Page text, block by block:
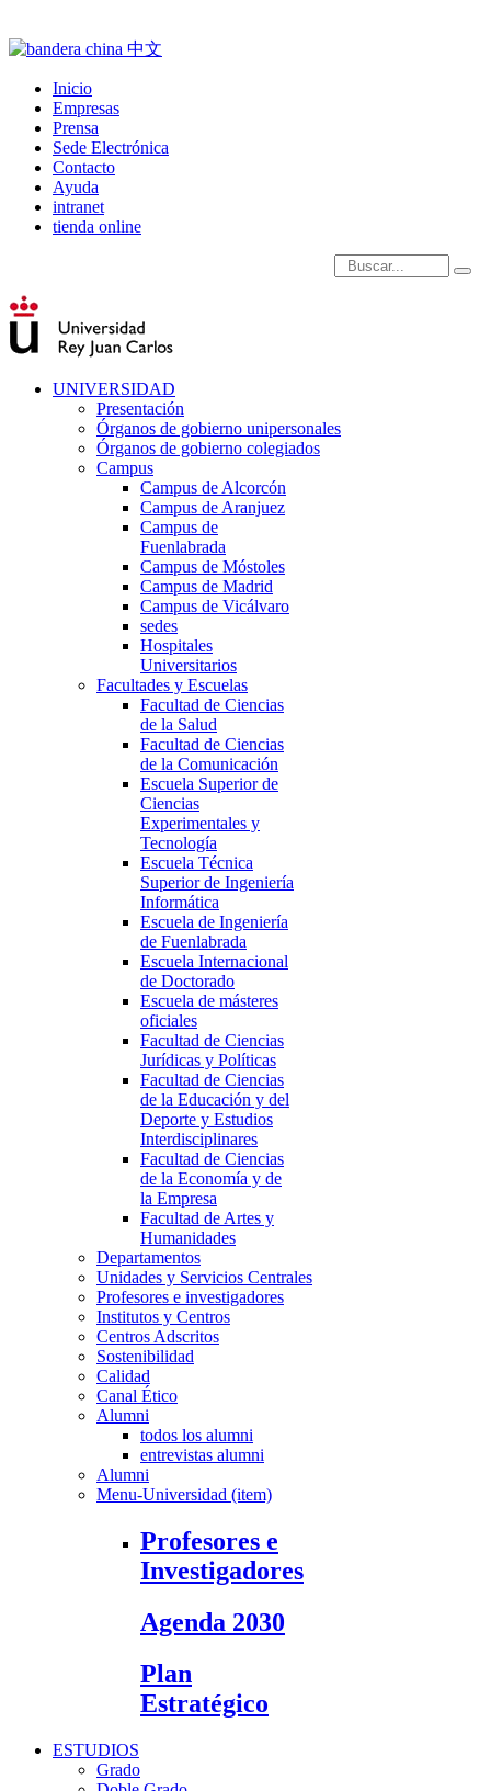
Inicio
Empresas
Prensa
Sede Electrónica
Contacto
Ayuda
intranet
tienda online
Introduce términos de
UNIVERSIDAD
Presentación
Órganos de gobierno unipersonales
Órganos de gobierno colegiados
Campus
Campus de Alcorcón
Campus de Aranjuez
Campus de
Fuenlabrada
Campus de Móstoles
Campus de Madrid
Campus de Vicálvaro
sedes
Hospitales
Universitarios
Facultades y Escuelas
Facultad de Ciencias
de la Salud
Facultad de Ciencias
de la Comunicación
Escuela Superior de
Ciencias
Experimentales y
Tecnología
Escuela Técnica
Superior de Ingeniería
Informática
Escuela de Ingeniería
de Fuenlabrada
Escuela Internacional
de Doctorado
Escuela de másteres
oficiales
Facultad de Ciencias
Jurídicas y Políticas
Facultad de Ciencias
de la Educación y del
Deporte y Estudios
Interdisciplinares
Facultad de Ciencias
de la Economía y de
la Empresa
Facultad de Artes y
Humanidades
Departamentos
Unidades y Servicios Centrales
Profesores e investigadores
Institutos y Centros
Centros Adscritos
Sostenibilidad
Calidad
Canal Ético
Alumni
todos los alumni
entrevistas alumni
Alumni
Menu-Universidad (item)
Profesores e
Investigadores
Agenda 2030
Plan
Estratégico
ESTUDIOS
Grado